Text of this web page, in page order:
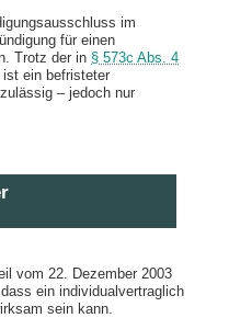
im
für einen
Trotz der in § 573c Abs. 4
ein befristeter
– jedoch nur
vom 22. Dezember 2003
ein individualvertraglich
sein kann.